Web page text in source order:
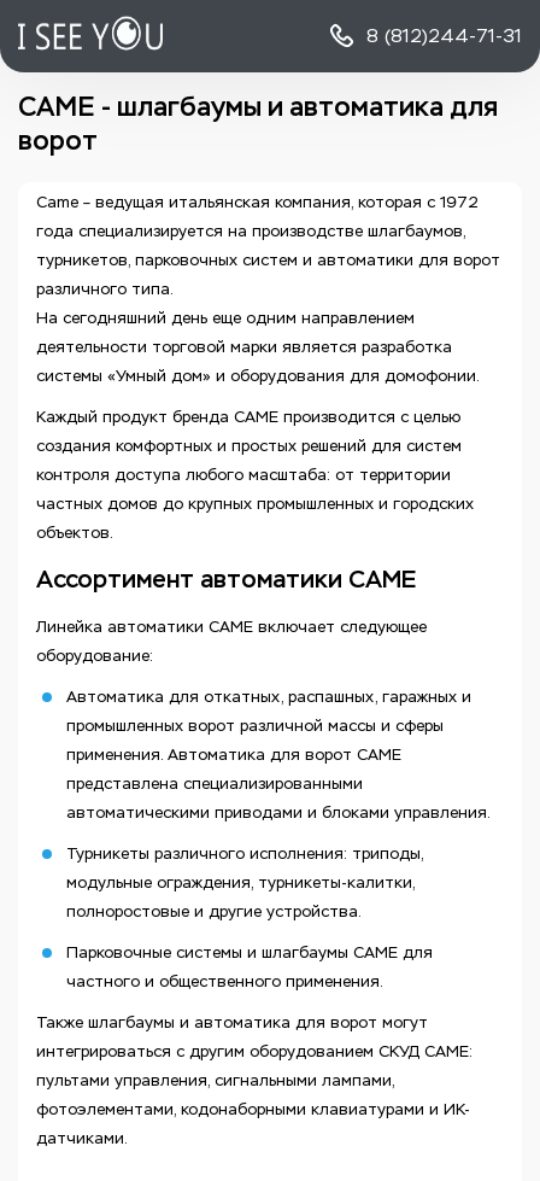
8 (812)244-71-31
CAME - шлагбаумы и автоматика для
ворот
Came – ведущая итальянская компания, которая с 1972
года специализируется на производстве шлагбаумов,
турникетов, парковочных систем и автоматики для ворот
различного типа.
На сегодняшний день еще одним направлением
деятельности торговой марки является разработка
системы «Умный дом» и оборудования для домофонии.
Каждый продукт бренда CAME производится с целью
создания комфортных и простых решений для систем
контроля доступа любого масштаба: от территории
частных домов до крупных промышленных и городских
объектов.
Ассортимент автоматики CAME
Линейка автоматики CAME включает следующее
оборудование:
Автоматика для откатных, распашных, гаражных и
промышленных ворот различной массы и сферы
применения. Автоматика для ворот CAME
представлена специализированными
автоматическими приводами и блоками управления.
Турникеты различного исполнения: триподы,
модульные ограждения, турникеты-калитки,
полноростовые и другие устройства.
Парковочные системы и шлагбаумы CAME для
частного и общественного применения.
Также шлагбаумы и автоматика для ворот могут
интегрироваться с другим оборудованием СКУД CAME:
пультами управления, сигнальными лампами,
фотоэлементами, кодонаборными клавиатурами и ИК-
датчиками.